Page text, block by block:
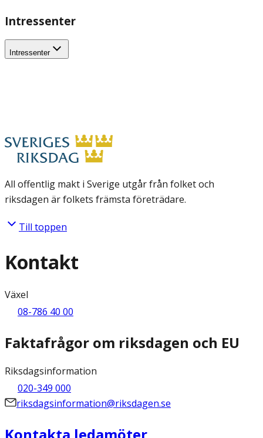
Intressenter
Intressenter
All offentlig makt i Sverige utgår från folket och
riksdagen är folkets främsta företrädare.
Till toppen
Kontakt
Växel
08-786 40 00
Faktafrågor om riksdagen och EU
Riksdagsinformation
020-349 000
riksdagsinformation@riksdagen.se
Kontakta ledamöter